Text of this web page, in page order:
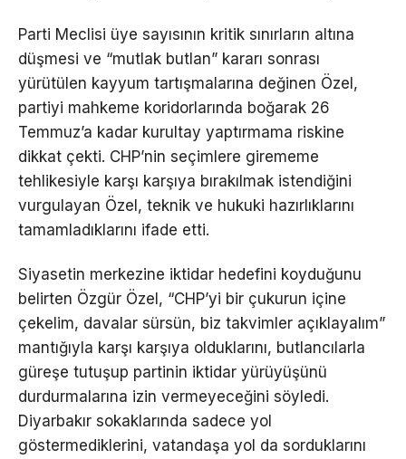
Parti Meclisi üye sayısının kritik sınırların altına
düşmesi ve “mutlak butlan” kararı sonrası
yürütülen kayyum tartışmalarına değinen Özel,
partiyi mahkeme koridorlarında boğarak 26
Temmuz’a kadar kurultay yaptırmama riskine
dikkat çekti. CHP’nin seçimlere girememe
tehlikesiyle karşı karşıya bırakılmak istendiğini
vurgulayan Özel, teknik ve hukuki hazırlıklarını
tamamladıklarını ifade etti.
Siyasetin merkezine iktidar hedefini koyduğunu
belirten Özgür Özel, “CHP’yi bir çukurun içine
çekelim, davalar sürsün, biz takvimler açıklayalım”
mantığıyla karşı karşıya olduklarını, butlancılarla
güreşe tutuşup partinin iktidar yürüyüşünü
durdurmalarına izin vermeyeceğini söyledi.
Diyarbakır sokaklarında sadece yol
göstermediklerini, vatandaşa yol da sorduklarını